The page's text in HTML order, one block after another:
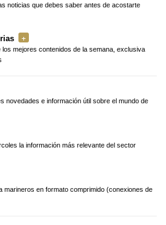
noticias que debes saber antes de acostarte
los mejores contenidos de la semana, exclusiva
novedades e información útil sobre el mundo de
la información más relevante del sector
marineros en formato comprimido (conexiones de